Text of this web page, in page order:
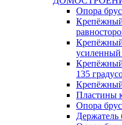
Опора
135
Пластины
Опора
Держатель